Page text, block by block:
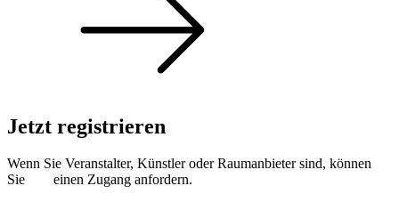
Jetzt registrieren
Wenn Sie Veranstalter, Künstler oder Raumanbieter sind, können
Sie
einen Zugang anfordern.